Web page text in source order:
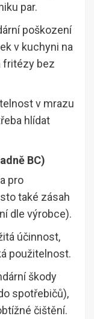
par.
poškození
v kuchyni na
fritézy bez
v mrazu
hlídat
BC)
pro
také zásah
dle výrobce).
účinnost,
použitelnost.
škody
spotřebičů),
čištění.